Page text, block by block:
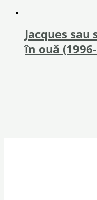
Jacques
în ouă